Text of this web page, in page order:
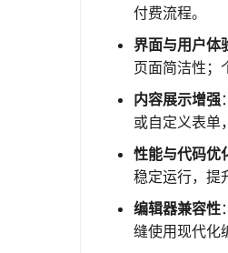
付费流程。
界面与用户体
页面简洁性；
内容展示增强
或自定义表单
性能与代码优
稳定运行，提
编辑器兼容性
缝使用现代化